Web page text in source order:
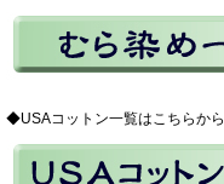
◆USAコットン一覧はこちらから